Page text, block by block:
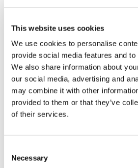
This website uses cookies
We use cookies to personalise
provide social media features and
We also share information about
our social media, advertising and
may combine it with other
provided to them or that they’ve
of their services.
Selection
Necessary
モンスターハンター フルフルキーカ
お届け開始日： 2026/10/15
ンオウガ